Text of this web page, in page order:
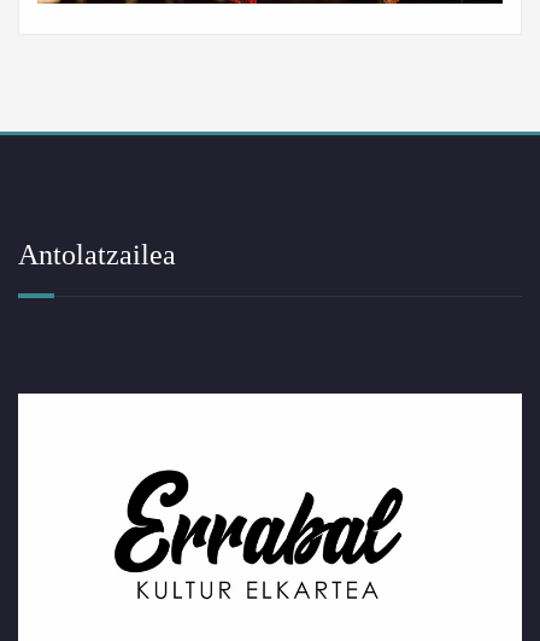
Antolatzailea